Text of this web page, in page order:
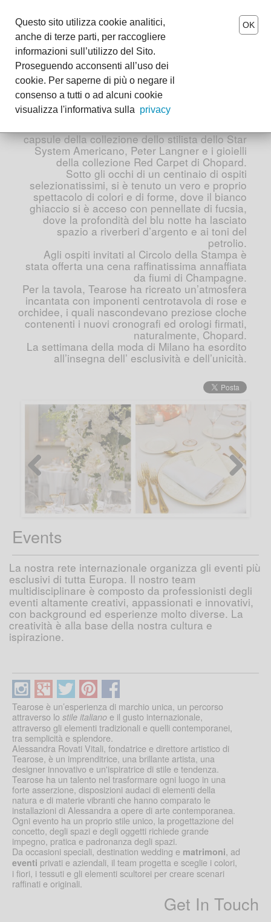
MENU
it-en
The Tearose World
Wedding
Boutiques
Tearose per Chopard e
Peter Langner
Si è tenuto lunedì 21 settembre, nella
prestigiosa corte di Palazzo Bocconi,
capsule della collezione dello stilista dello Star
System Americano, Peter Langner e i gioielli
della collezione Red Carpet di Chopard.
Sotto gli occhi di un centinaio di ospiti
selezionatissimi, si è tenuto un vero e proprio
spettacolo di colori e di forme, dove il bianco
ghiaccio si è acceso con pennellate di fucsia,
dove la profondità del blu notte ha lasciato
spazio a riverberi d’argento e ai toni del
petrolio.
Agli ospiti invitati al Circolo della Stampa è
stata offerta una cena raffinatissima annaffiata
da fiumi di Champagne.
Per la tavola, Tearose ha ricreato un’atmosfera
incantata con imponenti centrotavola di rose e
orchidee, i quali nascondevano preziose cloche
contenenti i nuovi cronografi ed orologi firmati,
naturalmente, Chopard.
La settimana della moda di Milano ha esordito
all’insegna dell’ esclusività e dell’unicità.
Previous Next
Events
La nostra rete internazionale organizza gli eventi più
esclusivi di tutta Europa. Il nostro team
multidisciplinare è composto da professionisti degli
eventi altamente creativi, appassionati e innovativi,
con background ed esperienze molto diverse. La
creatività è alla base della nostra cultura e
ispirazione.
Tearose è un’esperienza di marchio unica, un percorso
attraverso lo stile italiano e il gusto internazionale,
attraverso gli elementi tradizionali e quelli contemporanei,
tra semplicità e splendore.
Alessandra Rovati Vitali, fondatrice e direttore artistico di
Tearose, è un imprenditrice, una brillante artista, una
designer innovativo e un'ispiratrice di stile e tendenza.
Tearose ha un talento nel trasformare ogni luogo in una
forte asserzione, disposizioni audaci di elementi della
natura e di materie vibranti che hanno comparato le
installazioni di Alessandra a opere di arte contemporanea.
Ogni evento ha un proprio stile unico, la progettazione del
concetto, degli spazi e degli oggetti richiede grande
impegno, pratica e padronanza degli spazi.
Da occasioni speciali, destination wedding e matrimoni, ad
eventi privati e aziendali, il team progetta e sceglie i colori,
i fiori, i tessuti e gli elementi scultorei per creare scenari
raffinati e originali.
Get In Touch
Questo sito utilizza cookie analitici,
anche di terze parti, per raccogliere
informazioni sull’utilizzo del Sito.
Proseguendo acconsenti all’uso dei
cookie. Per saperne di più o negare il
consenso a tutti o ad alcuni cookie
visualizza l'informativa sulla privacy
OK